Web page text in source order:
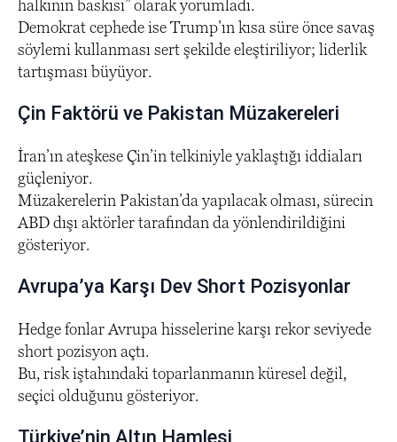
halkının baskısı” olarak yorumladı.
Demokrat cephede ise Trump’ın kısa süre önce savaş
söylemi kullanması sert şekilde eleştiriliyor; liderlik
tartışması büyüyor.
Çin Faktörü ve Pakistan Müzakereleri
İran’ın ateşkese Çin’in telkiniyle yaklaştığı iddiaları
güçleniyor.
Müzakerelerin Pakistan’da yapılacak olması, sürecin
ABD dışı aktörler tarafından da yönlendirildiğini
gösteriyor.
Avrupa’ya Karşı Dev Short Pozisyonlar
Hedge fonlar Avrupa hisselerine karşı rekor seviyede
short pozisyon açtı.
Bu, risk iştahındaki toparlanmanın küresel değil,
seçici olduğunu gösteriyor.
Türkiye’nin Altın Hamlesi